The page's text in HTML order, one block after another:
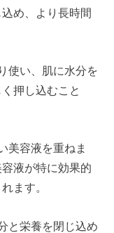
め、より長時間
使い、肌に水分を
押し込むこと
美容液を重ねま
液が特に効果的
ます。
と栄養を閉じ込め